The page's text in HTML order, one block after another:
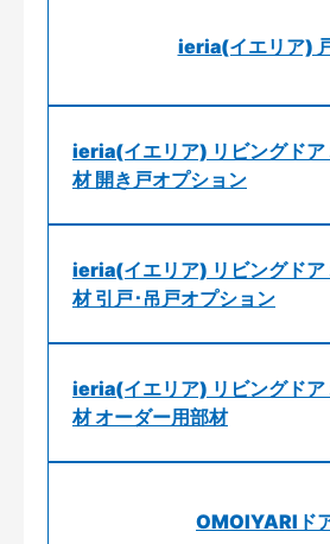
ieria(イエリア)
ieria(イエリア) リビングドア
材 開き戸オプション
ieria(イエリア) リビングドア
材 引戸･吊戸オプション
ieria(イエリア) リビングドア
材 オーダー用部材
OMOIYARIド